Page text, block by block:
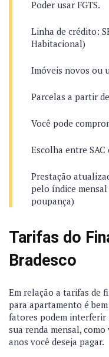
Poder usar FGTS.
Linha de crédito:
Habitacional)
Imóveis novos ou
Parcelas a partir
Você pode
Escolha entre SAC
Prestação
pelo índice mensal
poupança)
Tarifas do
Bradesco
Em relação a tarifas de
para apartamento é
fatores podem interferir
sua renda mensal,
anos você deseja pagar.